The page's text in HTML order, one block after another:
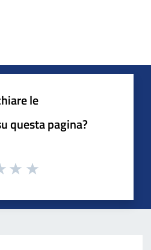
le
questa pagina?